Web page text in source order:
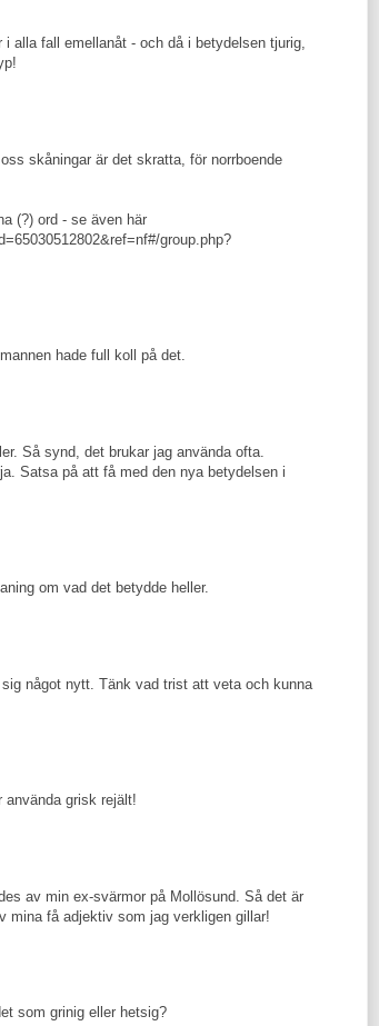
alla fall emellanåt - och då i betydelsen tjurig,
skåningar är det skratta, för norrboende
(?) ord - se även här
group.php?
hade full koll på det.
Så synd, det brukar jag använda ofta.
Satsa på att få med den nya betydelsen i
om vad det betydde heller.
något nytt. Tänk vad trist att veta och kunna
använda grisk rejält!
av min ex-svärmor på Mollösund. Så det är
mina få adjektiv som jag verkligen gillar!
som grinig eller hetsig?